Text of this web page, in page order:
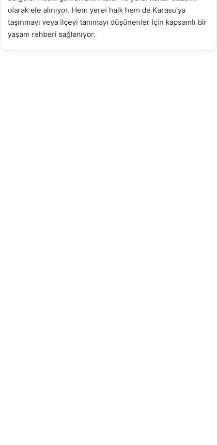
olarak ele alınıyor. Hem yerel halk hem de Karasu’ya
taşınmayı veya ilçeyi tanımayı düşünenler için kapsamlı bir
yaşam rehberi sağlanıyor.